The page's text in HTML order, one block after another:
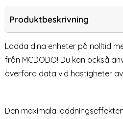
1m - Svart
2m 60W/3A PD USB-C-2-Pack
Produktbeskrivning
Ladda dina enheter på nolltid
från MCDODO! Du kan också
överföra data vid hastigheter av
Den maximala